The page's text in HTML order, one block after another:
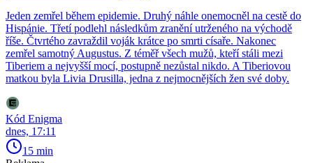
Jeden zemřel během epidemie. Druhý náhle onemocněl na cestě do
Hispánie. Třetí podlehl následkům zranění utrženého na východě
říše. Čtvrtého zavraždil voják krátce po smrti císaře. Nakonec
zemřel samotný Augustus. Z téměř všech mužů, kteří stáli mezi
Tiberiem a nejvyšší mocí, postupně nezůstal nikdo. A Tiberiovou
matkou byla Livia Drusilla, jedna z nejmocnějších žen své doby.
Kód Enigma
dnes, 17:11
15 min